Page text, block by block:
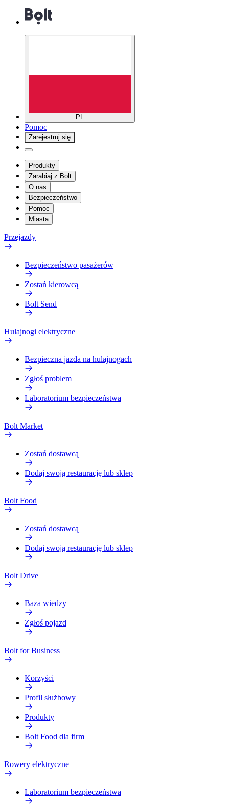
PL
Pomoc
Zarejestruj się
Produkty
Zarabiaj z Bolt
O nas
Bezpieczeństwo
Pomoc
Miasta
Przejazdy
Bezpieczeństwo pasażerów
Zostań kierowcą
Bolt Send
Hulajnogi elektryczne
Bezpieczna jazda na hulajnogach
Zgłoś problem
Laboratorium bezpieczeństwa
Bolt Market
Zostań dostawcą
Dodaj swoją restaurację lub sklep
Bolt Food
Zostań dostawcą
Dodaj swoją restaurację lub sklep
Bolt Drive
Baza wiedzy
Zgłoś pojazd
Bolt for Business
Korzyści
Profil służbowy
Produkty
Bolt Food dla firm
Rowery elektryczne
Laboratorium bezpieczeństwa